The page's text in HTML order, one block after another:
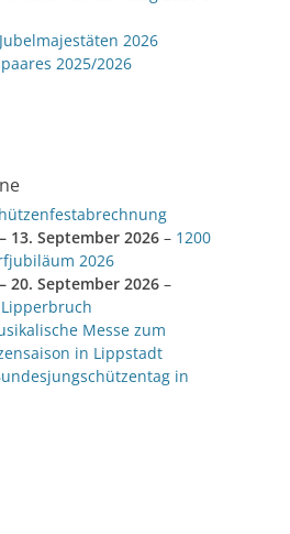
2026
2025/2026
– 13. September 2026 – 1200
2026
– 20. September 2026 –
Messe zum
in Lippstadt
in